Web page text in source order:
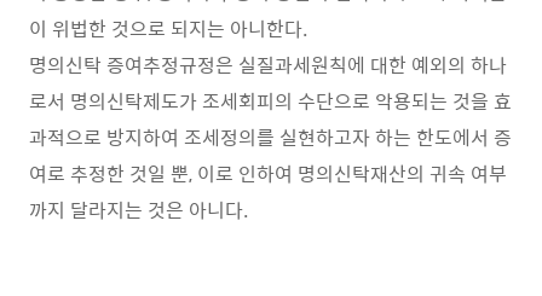
이 위법한 것으로 되지는 아니한다.
명의신탁 증여추정규정은 실질과세원칙에 대한 예외의 하나
로서 명의신탁제도가 조세회피의 수단으로 악용되는 것을 효
과적으로 방지하여 조세정의를 실현하고자 하는 한도에서 증
여로 추정한 것일 뿐, 이로 인하여 명의신탁재산의 귀속 여부
까지 달라지는 것은 아니다.